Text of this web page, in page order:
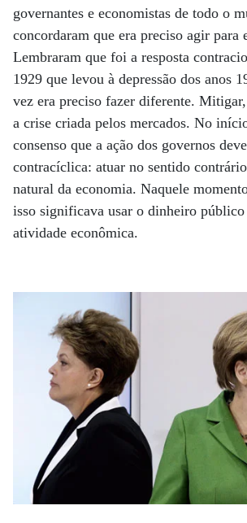
governantes e economistas de todo o
concordaram que era preciso agir para
Lembraram que foi a resposta
1929 que levou à depressão dos anos
vez era preciso fazer diferente.
a crise criada pelos mercados. No
consenso que a ação dos governos
contracíclica: atuar no sentido
natural da economia. Naquele
isso significava usar o dinheiro
atividade econômica.